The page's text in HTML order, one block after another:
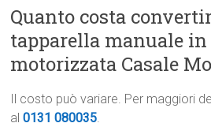
Quanto costa
tapparella manuale
motorizzata Casale
Il costo può variare. Per maggiori
al0131 080035.